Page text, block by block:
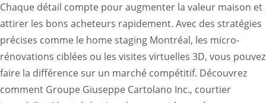
Chaque détail compte pour augmenter la valeur maison et
attirer les bons acheteurs rapidement. Avec des stratégies
précises comme le home staging Montréal, les micro-
rénovations ciblées ou les visites virtuelles 3D, vous pouvez
faire la différence sur un marché compétitif. Découvrez
comment Groupe Giuseppe Cartolano Inc., courtier